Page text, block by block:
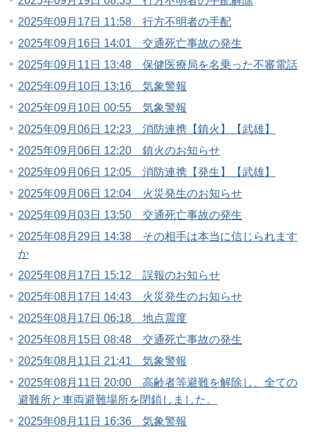
2025年09月17日 11:58 行方不明者の手配
2025年09月16日 14:01 交通死亡事故の発生
2025年09月11日 13:48 保健医療局を名乗った不審電話
2025年09月10日 13:16 気象警報
2025年09月10日 00:55 気象警報
2025年09月06日 12:23 消防連携【鎮火】【武雄】
2025年09月06日 12:20 鎮火のお知らせ
2025年09月06日 12:05 消防連携【発生】【武雄】
2025年09月06日 12:04 火災発生のお知らせ
2025年09月03日 13:50 交通死亡事故の発生
2025年08月29日 14:38 その相手は本当に信じられます
か
2025年08月17日 15:12 誤報のお知らせ
2025年08月17日 14:43 火災発生のお知らせ
2025年08月17日 06:18 地点震度
2025年08月15日 08:48 交通死亡事故の発生
2025年08月11日 21:41 気象警報
2025年08月11日 20:00 高齢者等避難を解除し、全ての
避難所と車両避難場所を閉鎖しました。
2025年08月11日 16:36 気象警報